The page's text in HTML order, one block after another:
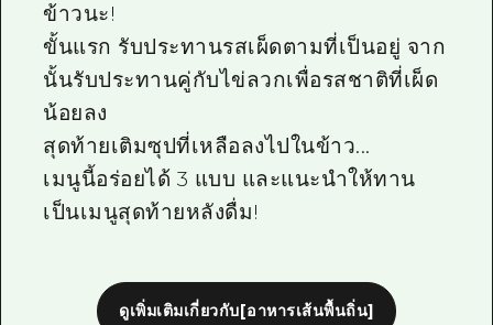
ข้าวนะ!
ขั้นแรก รับประทานรสเผ็ดตามที่เป็นอยู่ จาก
นั้นรับประทานคู่กับไข่ลวกเพื่อรสชาติที่เผ็ด
น้อยลง
สุดท้ายเติมซุปที่เหลือลงไปในข้าว...
เมนูนี้อร่อยได้ 3 แบบ และแนะนำให้ทาน
เป็นเมนูสุดท้ายหลังดื่ม!
ดูเพิ่มเติมเกี่ยวกับ[อาหารเส้นพื้นถิ่น]